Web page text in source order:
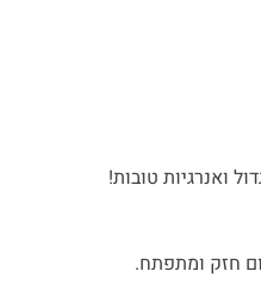
ואנרגיות טובות!
חזק ומתפתח.